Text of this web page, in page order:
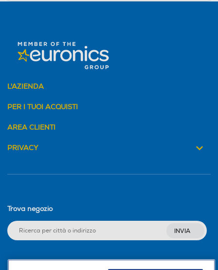
L'AZIENDA
PER I TUOI ACQUISTI
AREA CLIENTI
PRIVACY
Trova negozio
INVIA